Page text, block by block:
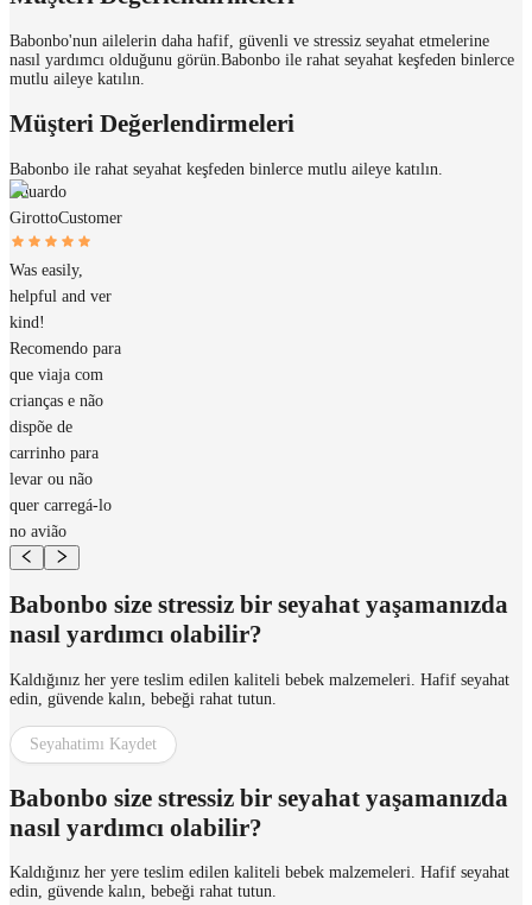
Babonbo'nun ailelerin daha hafif, güvenli ve stressiz seyahat etmelerine
nasıl yardımcı olduğunu görün. Babonbo ile rahat seyahat keşfeden binlerce
mutlu aileye katılın.
Müşteri Değerlendirmeleri
Babonbo ile rahat seyahat keşfeden binlerce mutlu aileye katılın.
Eduardo
GirottoCustomer
Was easily,
helpful and ver
kind!
Recomendo para
que viaja com
crianças e não
dispõe de
carrinho para
levar ou não
quer carregá-lo
no avião
Babonbo size stressiz bir seyahat yaşamanızda
nasıl yardımcı olabilir?
Kaldığınız her yere teslim edilen kaliteli bebek malzemeleri. Hafif seyahat
edin, güvende kalın, bebeği rahat tutun.
Seyahatimı Kaydet
Babonbo size stressiz bir seyahat yaşamanızda
nasıl yardımcı olabilir?
Kaldığınız her yere teslim edilen kaliteli bebek malzemeleri. Hafif seyahat
edin, güvende kalın, bebeği rahat tutun.